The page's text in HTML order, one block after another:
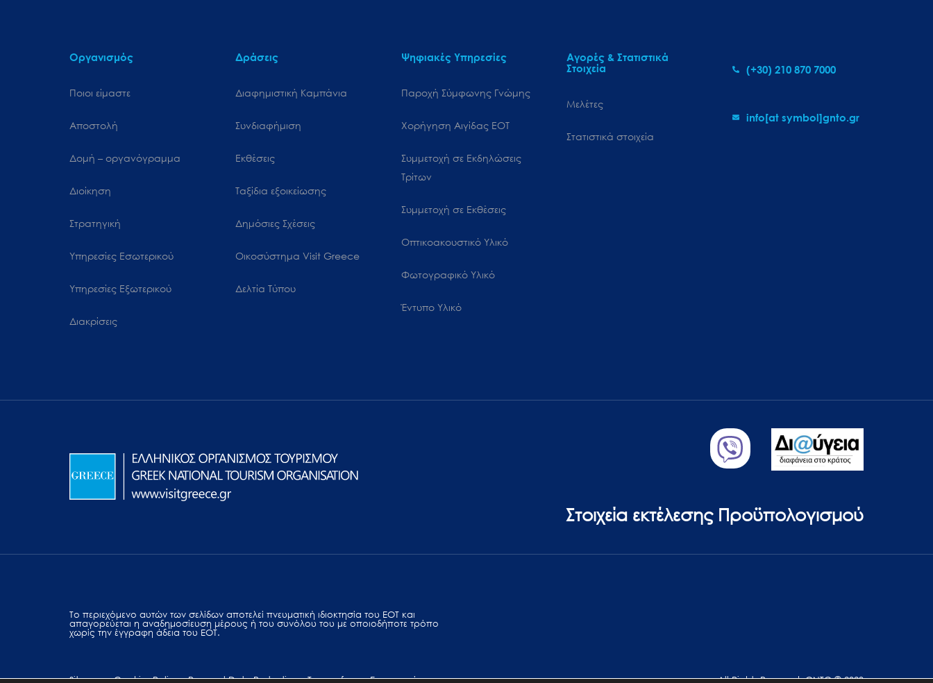
Οργανισμός
Ποιοι είμαστε
Αποστολή
Δομή – οργανόγραμμα
Διοίκηση
Στρατηγική
Υπηρεσίες Εσωτερικού
Υπηρεσίες Εξωτερικού
Διακρίσεις
Δράσεις
Διαφημιστική Καμπάνια
Συνδιαφήμιση
Εκθέσεις
Ταξίδια εξοικείωσης
Δημόσιες Σχέσεις
Oικοσύστημα Visit Greece
Δελτία Τύπου
Ψηφιακές Υπηρεσίες
Παροχή Σύμφωνης Γνώμης
Χορήγηση Αιγίδας ΕΟΤ
Συμμετοχή σε Εκδηλώσεις
Τρίτων
Συμμετοχή σε Εκθέσεις
Οπτικοακουστικό Υλικό
Φωτογραφικό Υλικό
Έντυπο Υλικό
Αγορές & Στατιστικά
Στοιχεία
Μελέτες
Στατιστικά στοιχεία
(+30) 210 870 7000
info[at symbol]gnto.gr
Στοιχεία εκτέλεσης Προϋπολογισμού
Το περιεχόμενο αυτών των σελίδων αποτελεί πvευματική ιδιοκτησία του ΕΟΤ και
απαγορεύεται η αναδημοσίευση μέρους ή του συνόλου του με οποιοδήποτε τρόπο
χωρίς την έγγραφη άδεια του ΕΟΤ.
Sitemap Cookies Policy Personal Data Protection Terms of use Επικοινωνία All Rights Reserved. GNTO © 2023